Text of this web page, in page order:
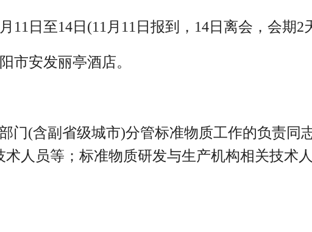
日至14日(11月11日报到，14日离会，会期2
安发丽亭酒店。
(含副省级城市)分管标准物质工作的负责同
术人员等；标准物质研发与生产机构相关技术